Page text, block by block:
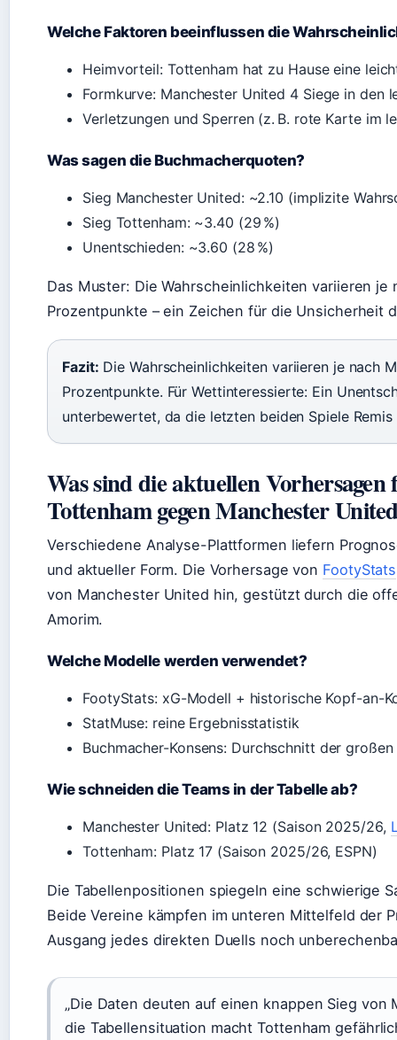
Welche Faktoren beeinflussen die
Heimvorteil: Tottenham hat zu Hause eine
Formkurve: Manchester United 4 Siege in den
Verletzungen und Sperren (z. B. rote Karte im
Was sagen die Buchmacherquoten?
Sieg Manchester United: ~2.10 (implizite
Sieg Tottenham: ~3.40 (29 %)
Unentschieden: ~3.60 (28 %)
Das Muster: Die Wahrscheinlichkeiten variieren je
Prozentpunkte – ein Zeichen für die Unsicherheit
Fazit: Die Wahrscheinlichkeiten variieren je nach
Prozentpunkte. Für Wettinteressierte: Ein
unterbewertet, da die letzten beiden Spiele Remis
Was sind die aktuellen Vorhersagen
Tottenham gegen Manchester
Verschiedene Analyse-Plattformen liefern
und aktueller Form. Die Vorhersage von FootyStats
von Manchester United hin, gestützt durch die
Amorim.
Welche Modelle werden verwendet?
FootyStats: xG-Modell + historische Kopf-an-
StatMuse: reine Ergebnisstatistik
Buchmacher-Konsens: Durchschnitt der
Wie schneiden die Teams in der Tabelle ab?
Manchester United: Platz 12 (Saison 2025/26,
Tottenham: Platz 17 (Saison 2025/26, ESPN)
Die Tabellenpositionen spiegeln eine schwierige
Beide Vereine kämpfen im unteren Mittelfeld der
Ausgang jedes direkten Duells noch
„Die Daten deuten auf einen knappen Sieg
die Tabellensituation macht Tottenham